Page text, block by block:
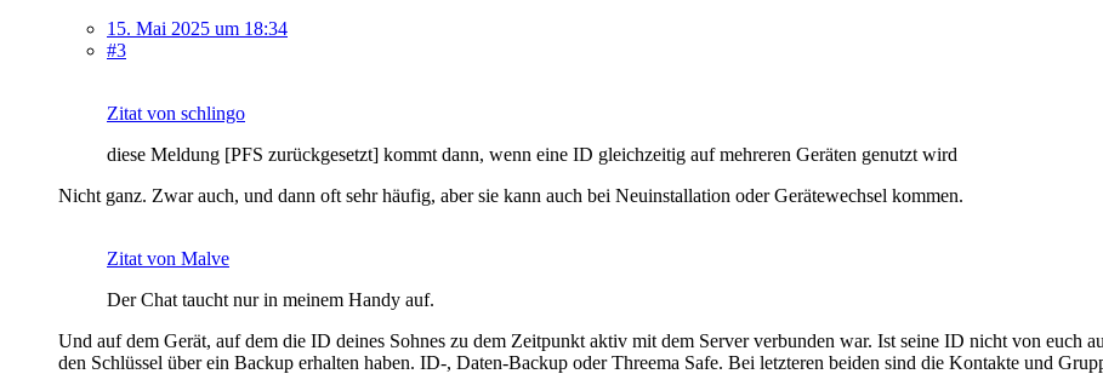
15. Mai 2025 um 18:34
#3
Zitat von schlingo
diese Meldung [PFS zurückgesetzt] kommt dann, wenn eine ID gleichzeitig auf mehreren Geräten genutzt wird
Nicht ganz. Zwar auch, und dann oft sehr häufig, aber sie kann auch bei Neuinstallation oder Gerätewechsel kommen.
Zitat von Malve
Der Chat taucht nur in meinem Handy auf.
Und auf dem Gerät, auf dem die ID deines Sohnes zu dem Zeitpunkt aktiv mit dem Server verbunden war. Ist seine ID nicht von euch
den Schlüssel über ein Backup erhalten haben. ID-, Daten-Backup oder Threema Safe. Bei letzteren beiden sind die Kontakte und